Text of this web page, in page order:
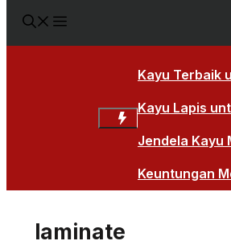
Kayu Terbaik
Kayu Lapis
Jendela Kayu
Keuntungan
laminate